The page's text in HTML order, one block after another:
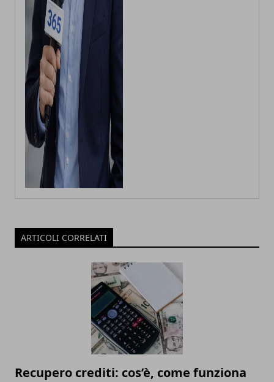
ARTICOLI CORRELATI
Recupero crediti: cos’è, come funziona